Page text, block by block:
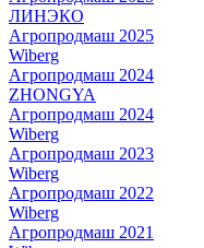
ЛИНЭКО
Агропродмаш 2025
Wiberg
Агропродмаш 2024
ZHONGYA
Агропродмаш 2024
Wiberg
Агропродмаш 2023
Wiberg
Агропродмаш 2022
Wiberg
Агропродмаш 2021